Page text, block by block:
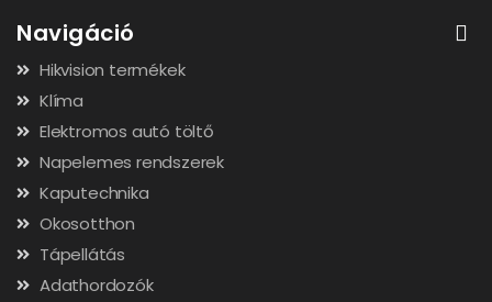
Navigáció
Hikvision termékek
Klíma
Elektromos autó töltő
Napelemes rendszerek
Kaputechnika
Okosotthon
Tápellátás
Adathordozók